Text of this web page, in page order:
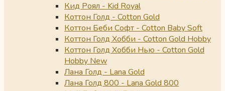
Кид Роял - Kid Royal
Коттон Голд - Cotton Gold
Коттон Беби Софт - Cotton Baby Soft
Коттон Голд Хобби - Cotton Gold Hobby
Коттон Голд Хобби Нью - Cotton Gold
Hobby New
Лана Голд - Lana Gold
Лана Голд 800 - Lana Gold 800